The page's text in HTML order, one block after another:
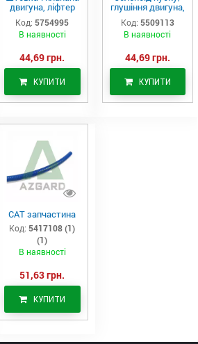
двигуна, ліфтер
(575-4995)
Код: 5754995
В наявності
44,69 грн.
КУПИТИ
глушіння двигуна,
актуатор (550-
9113)
Код: 5509113
В наявності
44,69 грн.
КУПИТИ
САТ запчастина
Код: 5417108 (1)
(1)
В наявності
51,63 грн.
КУПИТИ